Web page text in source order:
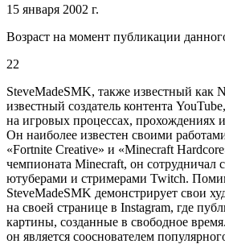
15 января 2002 г.
Возраст на момент публикации
22
SteveMadeSMK, также известный как
известный создатель контента
на игровых процессах, прохождениях
Он наиболее известен своими
«Fortnite Creative» и «Minecraft
чемпионата Minecraft, он сотрудничал
ютуберами и стримерами Twitch.
SteveMadeSMK демонстрирует свои
на своей странице в Instagram, где
картины, созданные в свободное
он является сооснователем